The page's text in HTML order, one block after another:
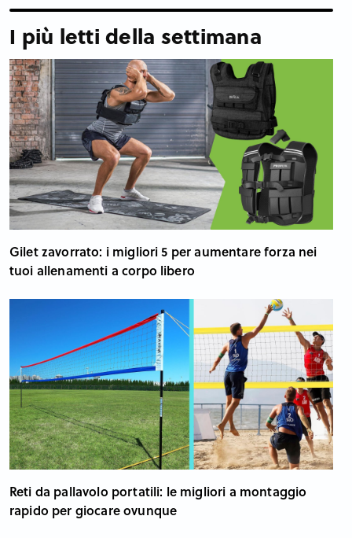
I più letti della settimana
Gilet zavorrato: i migliori 5 per aumentare forza nei
tuoi allenamenti a corpo libero
Reti da pallavolo portatili: le migliori a montaggio
rapido per giocare ovunque